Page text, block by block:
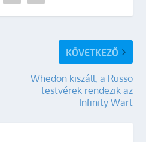
KÖVETKEZŐ
Whedon kiszáll, a Russo
testvérek rendezik az
Infinity Wart